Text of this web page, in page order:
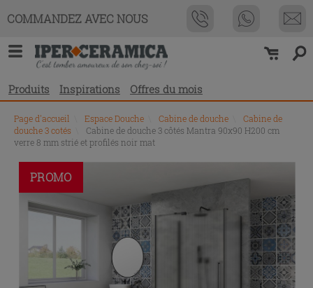
COMMANDEZ AVEC NOUS
Produits Inspirations Offres du mois
Page d'accueil Espace Douche Cabine de douche
Cabine de
douche 3 cotés
Cabine de douche 3 côtés Mantra 90x90 H200 cm
verre 8 mm strié et profilés noir mat
PROMO